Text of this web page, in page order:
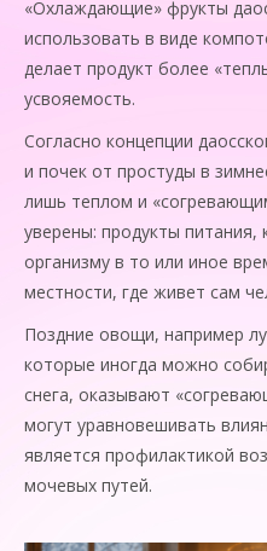
«Охлаждающие» фрукты
использовать в виде
делает продукт более
усвояемость.
Согласно концепции
и почек от простуды в
лишь теплом и
уверены: продукты
организму в то или иное
местности, где живет сам
Поздние овощи, например
которые иногда можно
снега, оказывают
могут уравновешивать
является профилактикой
мочевых путей.